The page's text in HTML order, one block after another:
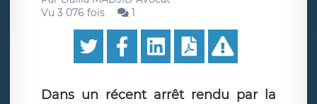
Vu 3 076 fois
1
Dans un récent arrêt rendu par la